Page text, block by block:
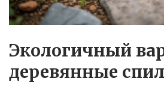
Экологичный
деревянные